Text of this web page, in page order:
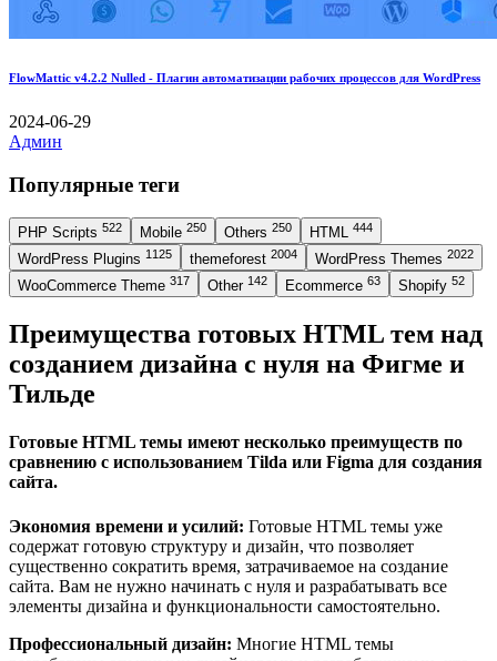
FlowMattic v4.2.2 Nulled - Плагин автоматизации рабочих процессов для WordPress
2024-06-29
Админ
Популярные теги
PHP Scripts 522 Mobile 250 Others 250 HTML 444
WordPress Plugins 1125 themeforest 2004 WordPress Themes 2022
WooCommerce Theme 317 Other 142 Ecommerce 63 Shopify 52
Преимущества готовых HTML тем над
созданием дизайна с нуля на Фигме и
Тильде
Готовые HTML темы имеют несколько преимуществ по
сравнению с использованием Tilda или Figma для создания
сайта.
Экономия времени и усилий: Готовые HTML темы уже
содержат готовую структуру и дизайн, что позволяет
существенно сократить время, затрачиваемое на создание
сайта. Вам не нужно начинать с нуля и разрабатывать все
элементы дизайна и функциональности самостоятельно.
Профессиональный дизайн: Многие HTML темы